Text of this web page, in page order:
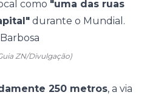
como "uma das ruas
durante o Mundial.
ZN/Divulgação)
250 metros, a via